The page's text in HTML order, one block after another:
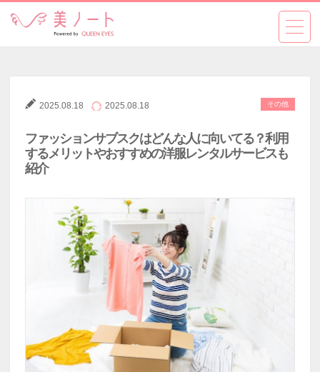
その他
2025.08.18 2025.08.18
ファッションサブスクはどんな人に向いてる？利用
するメリットやおすすめの洋服レンタルサービスも
紹介